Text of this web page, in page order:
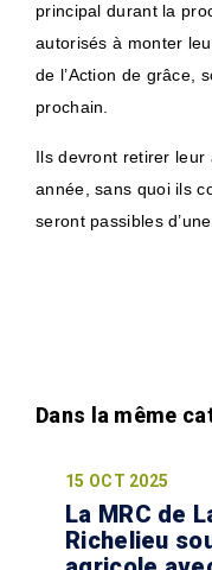
principal durant la
autorisés à monter
de l’Action de grâce,
prochain.
Ils devront retirer leur
année, sans quoi ils
seront passibles
15 OCT 2025
La MRC de
Richelieu